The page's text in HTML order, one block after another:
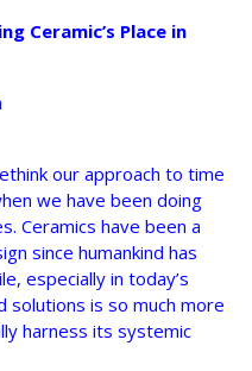
Ceramic’s Place in
our approach to time
we have been doing
Ceramics have been a
since humankind has
especially in today’s
solutions is so much more
harness its systemic